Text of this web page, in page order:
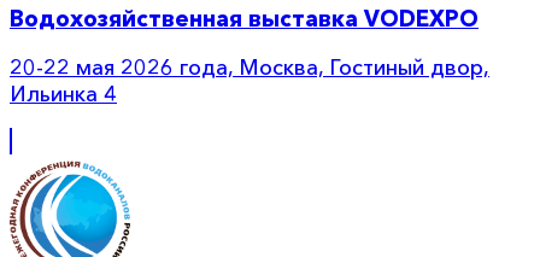
Водохозяйственная выставка VODEXPO
20-22 мая 2026 года, Москва, Гостиный двор,
Ильинка 4